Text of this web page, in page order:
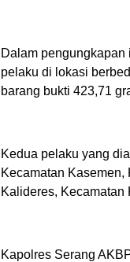
Dalam pengungkapan
pelaku di lokasi
barang bukti 423,71
Kedua pelaku yang
Kecamatan Kasemen,
Kalideres, Kecamatan
Kapolres Serang